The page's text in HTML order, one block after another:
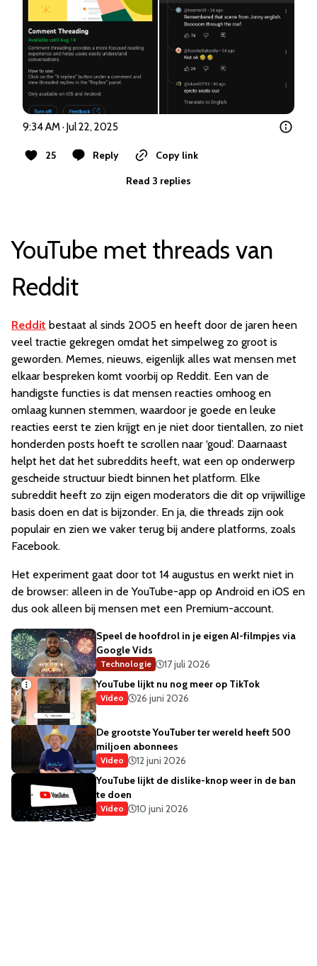
9:34 AM · Jul 22, 2025
25 Reply
Copy link
Read 3 replies
YouTube met threads van
Reddit
Reddit bestaat al sinds 2005 en heeft door de jaren heen
veel tractie gekregen omdat het simpelweg zo groot is
geworden. Memes, nieuws, eigenlijk alles wat mensen met
elkaar bespreken komt voorbij op Reddit. Een van de
handigste functies is dat mensen reacties omhoog en
omlaag kunnen stemmen, waardoor je goede en leuke
reacties eerst te zien krijgt en je niet door tientallen, zo niet
honderden posts hoeft te scrollen naar ‘goud’. Daarnaast
helpt het dat het subreddits heeft, wat een op onderwerp
gescheide structuur biedt binnen het platform. Elke
subreddit heeft zo zijn eigen moderators die dit op vrijwillige
basis doen en dat is bijzonder. En ja, die threads zijn ook
populair en zien we vaker terug bij andere platforms, zoals
Facebook.
Het experiment gaat door tot 14 augustus en werkt niet in
de browser: alleen in de YouTube-app op Android en iOS en
dus ook alleen bij mensen met een Premium-account.
Speel de hoofdrol in je eigen AI-filmpjes via
Google Vids
Technologie
17 juli 2026
YouTube lijkt nu nog meer op TikTok
Video 26 juni 2026
De grootste YouTuber ter wereld heeft 500
miljoen abonnees
Video
12 juni 2026
YouTube lijkt de dislike-knop weer in de ban
te doen
Video 10 juni 2026